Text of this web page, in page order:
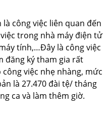
công việc liên quan đến
trong nhà máy điện tử
tính,…Đây là công việc
đăng ký tham gia rất
việc nhẹ nhàng, mức
là 27.470 đài tệ/ tháng
ca và làm thêm giờ.